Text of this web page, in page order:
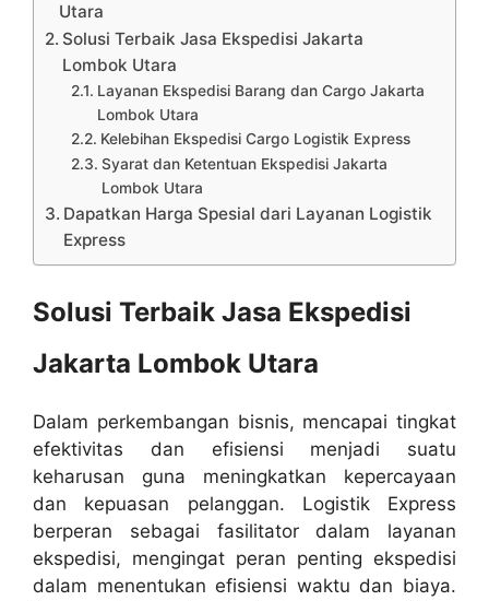
Utara
Solusi Terbaik Jasa Ekspedisi Jakarta
Lombok Utara
Layanan Ekspedisi Barang dan Cargo Jakarta
Lombok Utara
Kelebihan Ekspedisi Cargo Logistik Express
Syarat dan Ketentuan Ekspedisi Jakarta
Lombok Utara
Dapatkan Harga Spesial dari Layanan Logistik
Express
Solusi Terbaik Jasa Ekspedisi
Jakarta Lombok Utara
Dalam perkembangan bisnis, mencapai tingkat
efektivitas dan efisiensi menjadi suatu
keharusan guna meningkatkan kepercayaan
dan kepuasan pelanggan. Logistik Express
berperan sebagai fasilitator dalam layanan
ekspedisi, mengingat peran penting ekspedisi
dalam menentukan efisiensi waktu dan biaya.